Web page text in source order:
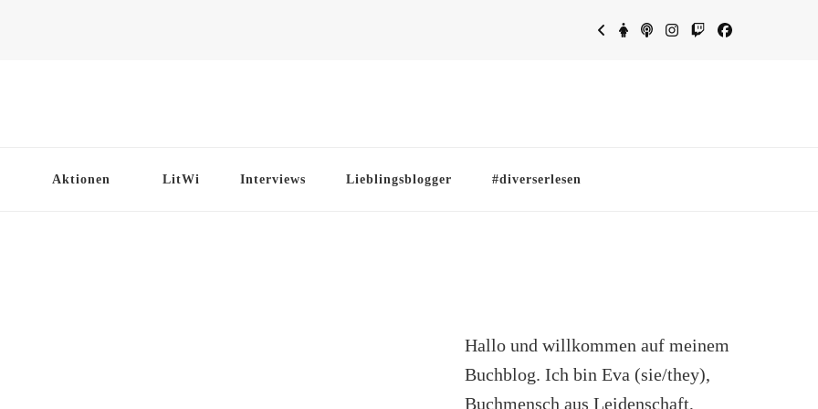
Aktionen LitWi Interviews Lieblingsblogger #diverserlesen
Hallo und willkommen auf meinem
Buchblog. Ich bin Eva (sie/they),
Buchmensch aus Leidenschaft,